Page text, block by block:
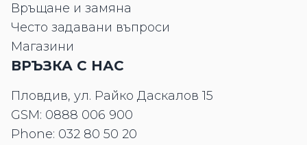
Връщане и замяна
Често задавани въпроси
Магазини
ВРЪЗКА С НАС
Пловдив, ул. Райко Даскалов 15
GSM: 0888 006 900
Phone: 032 80 50 20